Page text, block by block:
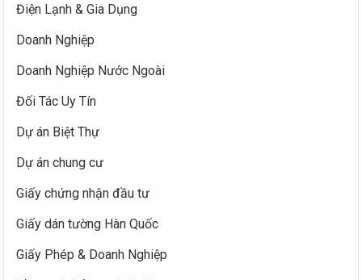
Điện Lạnh & Gia Dụng
Doanh Nghiệp
Doanh Nghiệp Nước Ngoài
Đối Tác Uy Tín
Dự án Biệt Thự
Dự án chung cư
Giấy chứng nhận đầu tư
Giấy dán tường Hàn Quốc
Giấy Phép & Doanh Nghiệp